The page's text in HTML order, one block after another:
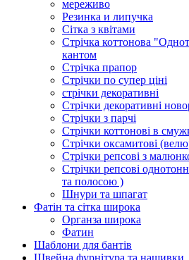
мереживо
Резинка и липучка
Сітка з квітами
Стрічка коттонова
кантом
Стрічка прапор
Стрічки по супер ціні
стрічки декоративні
Стрічки декоративні
Стрічки з парчі
Стрічки коттонові в
Стрічки оксамитові
Стрічки репсові з
Стрічки репсові
та полосою )
Шнури та шпагат
Фатін та сітка широка
Органза широка
Фатин
Шаблони для бантів
Швейна фурнітура та нашивки